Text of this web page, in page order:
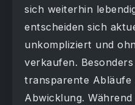
sich weiterhin
entscheiden sich
unkompliziert und
verkaufen.
transparente Abläufe
Abwicklung.